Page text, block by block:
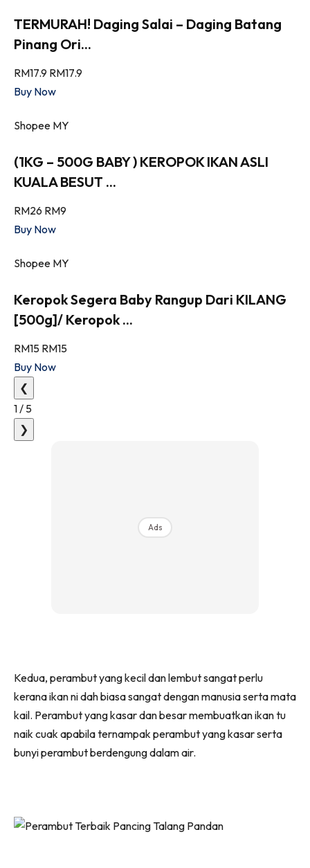
TERMURAH! Daging Salai – Daging Batang
Pinang Ori...
RM17.9 RM17.9
Buy Now
Shopee MY
(1KG – 500G BABY ) KEROPOK IKAN ASLI
KUALA BESUT ...
RM26 RM9
Buy Now
Shopee MY
Keropok Segera Baby Rangup Dari KILANG
[500g]/ Keropok ...
RM15 RM15
Buy Now
❮
1 / 5
❯
Ads
Kedua, perambut yang kecil dan lembut sangat perlu
kerana ikan ni dah biasa sangat dengan manusia serta mata
kail. Perambut yang kasar dan besar membuatkan ikan tu
naik cuak apabila ternampak perambut yang kasar serta
bunyi perambut berdengung dalam air.